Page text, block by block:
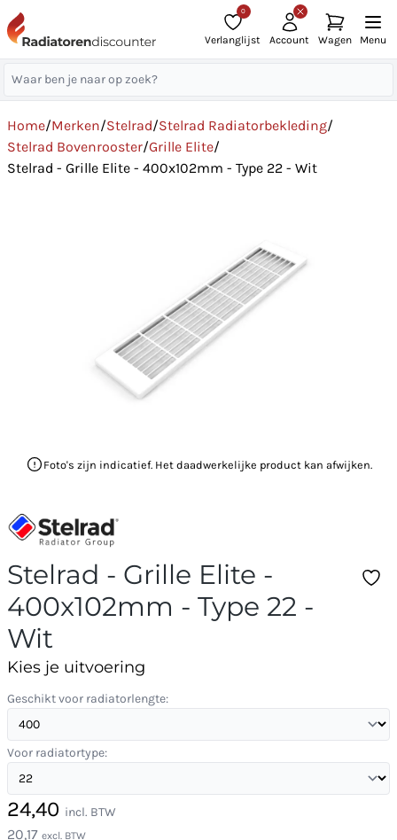
0
Verlanglijst Account Wagen Menu
Home/Merken/Stelrad/Stelrad Radiatorbekleding/
Stelrad Bovenrooster/Grille Elite/
Stelrad - Grille Elite - 400x102mm - Type 22 - Wit
Foto's zijn indicatief. Het daadwerkelijke product kan afwijken.
Stelrad - Grille Elite -
400x102mm - Type 22 -
Wit
Kies je uitvoering
Geschikt voor radiatorlengte:
Voor radiatortype:
24,40 incl. BTW
20,17 excl. BTW